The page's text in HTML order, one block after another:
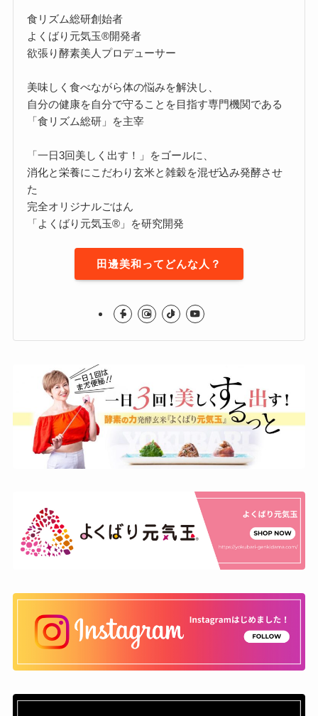
食リズム総研創始者
よくばり元気玉®開発者
欲張り酵素美人プロデューサー
美味しく食べながら体の悩みを解決し、
自分の健康を自分で守ることを目指す専門機関である
「食リズム総研」を主宰
「一日3回美しく出す！」をゴールに、
消化と栄養にこだわり玄米と雑穀を混ぜ込み発酵させ
た
完全オリジナルごはん
「よくばり元気玉®」を研究開発
田邊美和ってどんな人？